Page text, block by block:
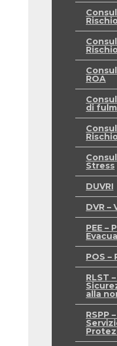
ROA
di
Stress
DUVRI
DVR
PEE –
POS
RLST
alla
RSPP